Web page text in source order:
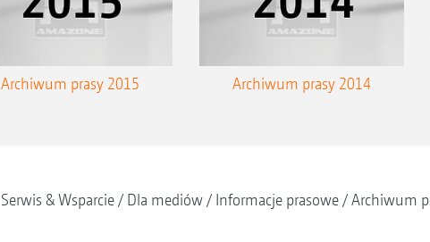
Archiwum prasy 2015 Archiwum prasy 2014
Serwis & Wsparcie Dla mediów Informacje prasowe Archiwum